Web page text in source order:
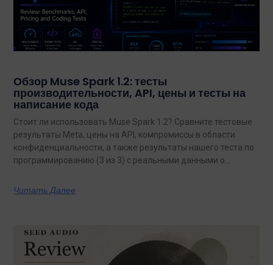
Обзор Muse Spark 1.2: тесты
производительности, API, цены и тесты на
написание кода
Стоит ли использовать Muse Spark 1.2? Сравните тестовые
результаты Meta, цены на API, компромиссы в области
конфиденциальности, а также результаты нашего теста по
программированию (3 из 3) с реальными данными о
Читать Далее